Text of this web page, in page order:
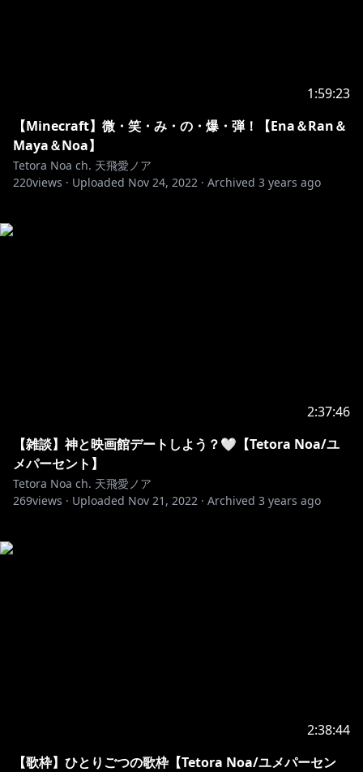
1:59:23
【Minecraft】微・笑・み・の・爆・弾！【Ena＆Ran＆
Maya＆Noa】
Tetora Noa ch. 天飛愛ノア
220views · Uploaded Nov 24, 2022 · Archived 3 years ago
2:37:46
【雑談】神と映画館デートしよう？🤍【Tetora Noa/ユ
メパーセント】
Tetora Noa ch. 天飛愛ノア
269views · Uploaded Nov 21, 2022 · Archived 3 years ago
2:38:44
【歌枠】ひとりごつの歌枠【Tetora Noa/ユメパーセン